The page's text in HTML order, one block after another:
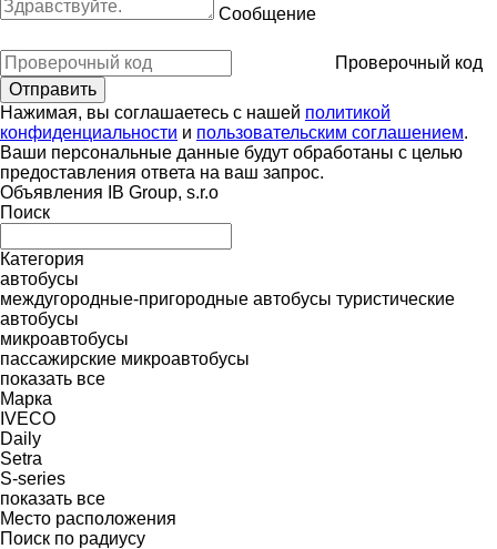
Сообщение
Проверочный код
Нажимая, вы соглашаетесь с нашей политикой
конфиденциальности и пользовательским соглашением.
Ваши персональные данные будут обработаны с целью
предоставления ответа на ваш запрос.
Объявления IB Group, s.r.o
Поиск
Категория
автобусы
междугородные-пригородные автобусы туристические
автобусы
микроавтобусы
пассажирские микроавтобусы
показать все
Марка
IVECO
Daily
Setra
S-series
показать все
Место расположения
Поиск по радиусу